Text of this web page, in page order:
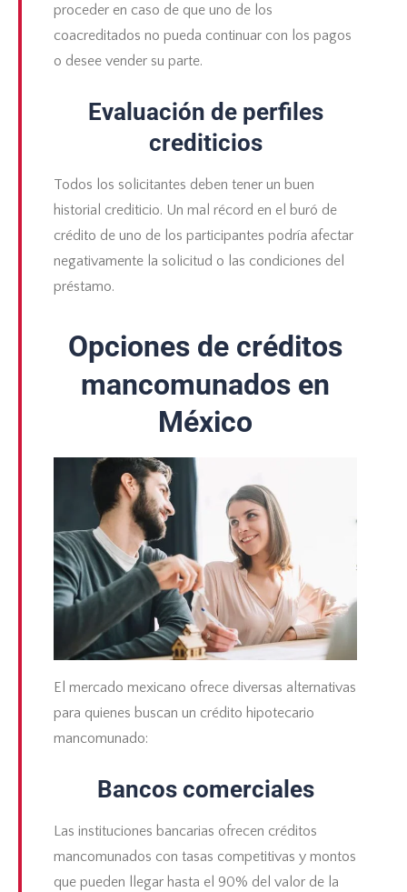
proceder en caso de que uno de los
coacreditados no pueda continuar con los pagos
o desee vender su parte.
Evaluación de perfiles
crediticios
Todos los solicitantes deben tener un buen
historial crediticio. Un mal récord en el buró de
crédito de uno de los participantes podría afectar
negativamente la solicitud o las condiciones del
préstamo.
Opciones de créditos
mancomunados en
México
El mercado mexicano ofrece diversas alternativas
para quienes buscan un crédito hipotecario
mancomunado:
Bancos comerciales
Las instituciones bancarias ofrecen créditos
mancomunados con tasas competitivas y montos
que pueden llegar hasta el 90% del valor de la